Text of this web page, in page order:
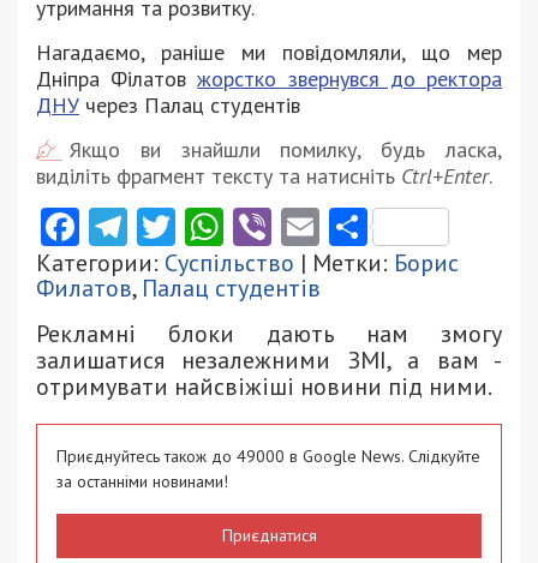
утримання та розвитку.
Нагадаємо, раніше ми повідомляли, що мер
Дніпра Філатовжорстко звернувся до ректора
ДНУ через Палац студентів
Якщо ви знайшли помилку, будь ласка,
виділіть фрагмент тексту та натисніть Ctrl+Enter.
Facebook
Telegram
Twitter
WhatsApp
ViberEmail
Категории: Суспільство | Метки: Борис
Филатов, Палац студентів
Рекламні блоки дають нам змогу
залишатися незалежними ЗМІ, а вам -
отримувати найсвіжіші новини під ними.
Приєднуйтесь також до 49000 в Google News. Слідкуйте
за останніми новинами!
Приєднатися